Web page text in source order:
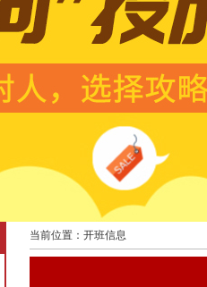
当前位置：开班信息